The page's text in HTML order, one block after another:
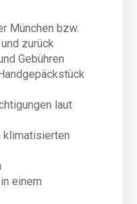
München bzw.
zurück
Gebühren
laut
klimatisierten
einem